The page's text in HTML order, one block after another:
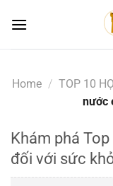
Home / TOP 10
nước
Khám phá
đối với sức